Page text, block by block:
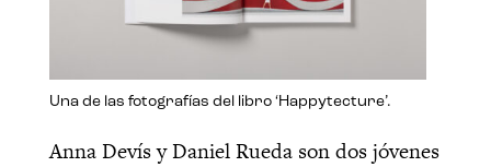
Una de las fotografías del libro ‘Happytecture’.
Anna Devís y Daniel Rueda son dos jóvenes